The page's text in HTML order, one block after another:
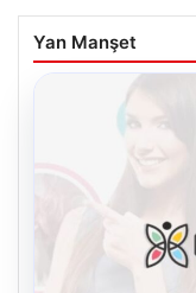
Yan Manşet